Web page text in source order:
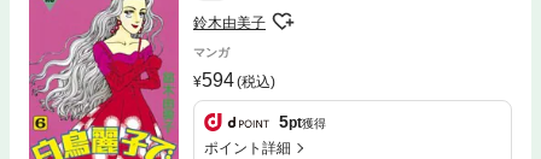
鈴木由美子
マンガ
594(税込)
5pt獲得
ポイント詳細